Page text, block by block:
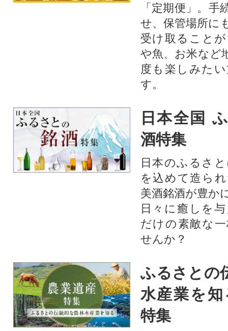
「定期便」。
せ、保管場所に
受け取ること
や魚、お米など
度も楽しみた
す。
日本全国
酒特集
日本のふるさ
を込めて造ら
美酒銘酒が豊か
日々に癒しを
だけの素敵な
せんか？
ふるさとの
水産業を
特集